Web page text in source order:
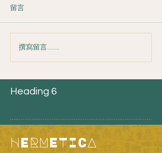
2026年的星空能量-開創新
世界
留言
撰寫留言......
Heading 6
HERMETICA